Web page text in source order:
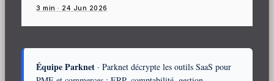
3 min · 24 Jun 2026
Équipe Parknet · Parknet décrypte les outils SaaS pour